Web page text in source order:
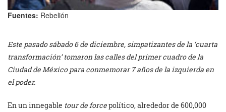
Fuentes: Rebelión
Este pasado sábado 6 de diciembre, simpatizantes de la ‘cuarta
transformación’ tomaron las calles del primer cuadro de la
Ciudad de México para conmemorar 7 años de la izquierda en
el poder.
En un innegable tour de forcepolítico, alrededor de 600,000